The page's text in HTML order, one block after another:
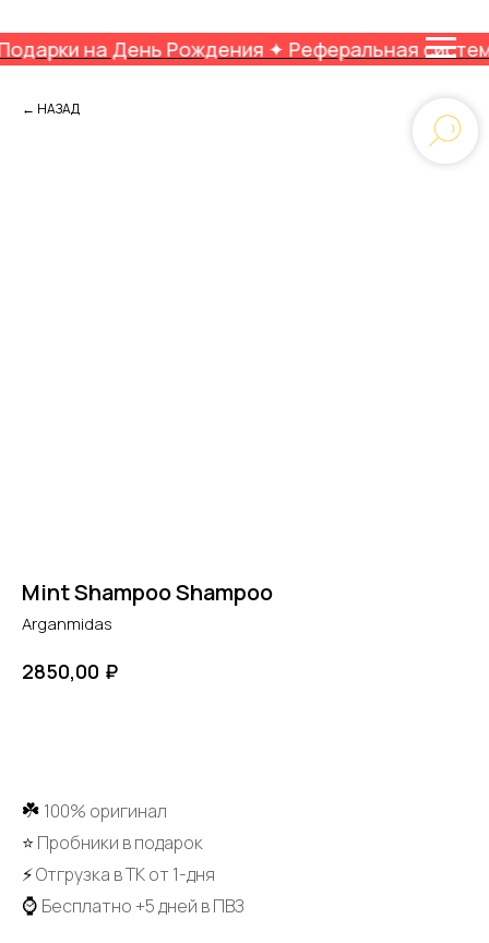
День Рождения ✦ Реферальная система ✦ 4
← НАЗАД
Mint Shampoo Shampoo
Arganmidas
2850,00 ₽
☘️ 100% оригинал
⭐ Пробники в подарок
⚡Отгрузка в ТК от 1-дня
⌚ Бесплатно +5 дней в ПВЗ